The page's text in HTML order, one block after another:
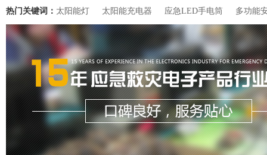
热门关键词： 太阳能灯 太阳能充电器 应急LED手电筒 多功能